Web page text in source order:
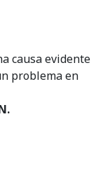
causa evidente
problema en